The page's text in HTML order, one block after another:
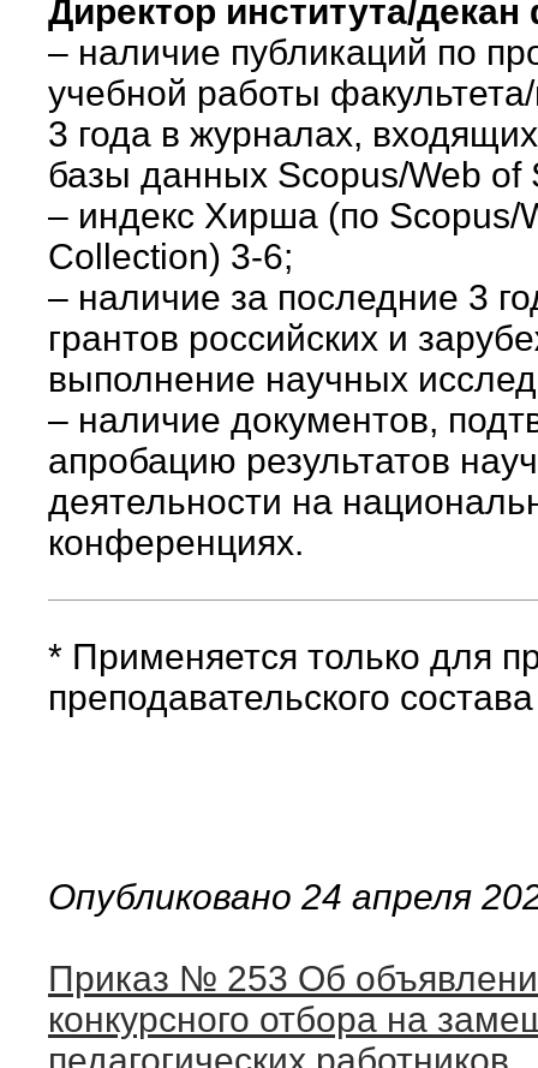
Директор института/декан
– наличие публикаций по
учебной работы
3 года в журналах,
базы данных Scopus/Web of
– индекс Хирша (по Scopus/
Collection) 3-6;
– наличие за последние 3
грантов российских и
выполнение научных
– наличие документов,
апробацию результатов
деятельности на
конференциях.
* Применяется только для
преподавательского
Опубликовано 24 апреля
Приказ № 253 Об
конкурсного отбора на